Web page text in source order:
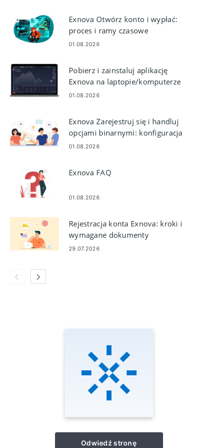
Exnova Otwórz konto i wypłać:
proces i ramy czasowe
01.08.2026
Pobierz i zainstaluj aplikację
Exnova na laptopie/komputerze
PC (Windows, macOS)
01.08.2026
Exnova Zarejestruj się i handluj
opcjami binarnymi: konfiguracja
konta i realizacja transakcji
01.08.2026
Exnova FAQ
01.08.2026
Rejestracja konta Exnova: kroki i
wymagane dokumenty
29.07.2026
Odwiedź stronę